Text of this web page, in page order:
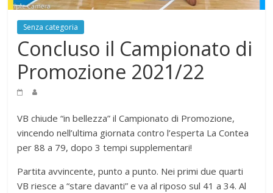
Senza categoria
Concluso il Campionato di
Promozione 2021/22
VB chiude “in bellezza” il Campionato di Promozione,
vincendo nell’ultima giornata contro l’esperta La Contea
per 88 a 79, dopo 3 tempi supplementari!
Partita avvincente, punto a punto. Nei primi due quarti
VB riesce a “stare davanti” e va al riposo sul 41 a 34. Al